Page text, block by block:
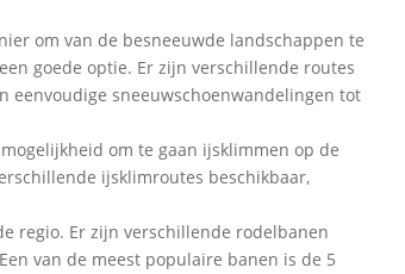
om van de besneeuwde landschappen te
goede optie. Er zijn verschillende routes
eenvoudige sneeuwschoenwandelingen tot
om te gaan ijsklimmen op de
ijsklimroutes beschikbaar,
regio. Er zijn verschillende rodelbanen
van de meest populaire banen is de 5